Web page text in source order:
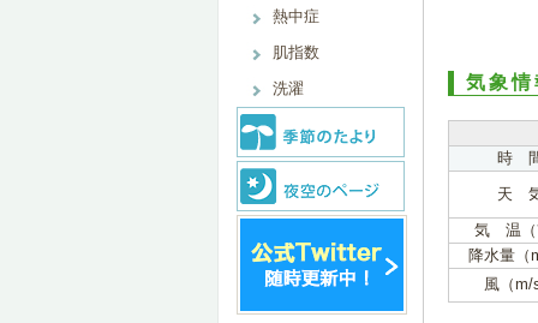
熱中症
肌指数
洗濯
気象情
時
天
気 温
降水量（
風（m/